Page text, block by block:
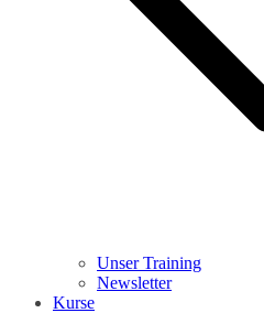
Unser Training
Newsletter
Kurse